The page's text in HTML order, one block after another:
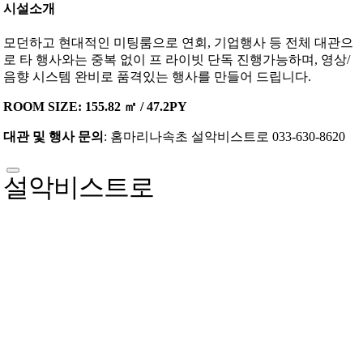
시설소개
모던하고 현대적인 미팅룸으로 연회, 기업행사 등 전체 대관으
로 타 행사와는 중복 없이 프 라이빗 단독 진행가능하며, 영상/
음향 시스템 완비로 품격있는 행사를 만들어 드립니다.
ROOM SIZE: 155.82 ㎡ / 47.2PY
대관 및 행사 문의 : 홈마리나속초 설악비스트로 033-630-8620
설악비스트로